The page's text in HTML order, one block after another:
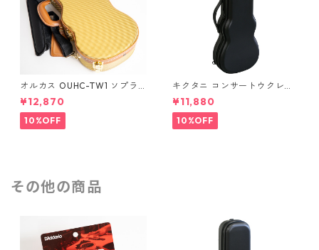
オルカス OUHC-TW1 ソプラ
ノウクレレ用ハードケース
¥12,870
10%OFF
キクタニ コンサートウクレレ
用ハードケース UPC-12N
¥11,880
10%OFF
その他の商品